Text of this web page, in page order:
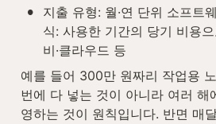
•
지출 유형: 월·연 단위 소프트
식: 사용한 기간의 당기 비용
비·클라우드 등
예를 들어 300만 원짜리 작업용
번에 다 넣는 것이 아니라 여러 해
영하는 것이 원칙입니다. 반면 매